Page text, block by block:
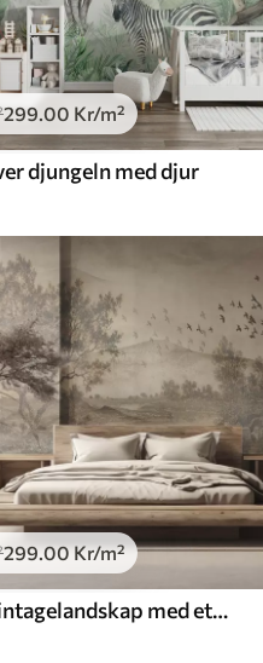
299.00 Kr/m²
djungeln med djur
299.00Kr/m²
Texturerat vintagelandskap med ett träd nära en flod och en molnig himmel, naturkonst i sepiatoner